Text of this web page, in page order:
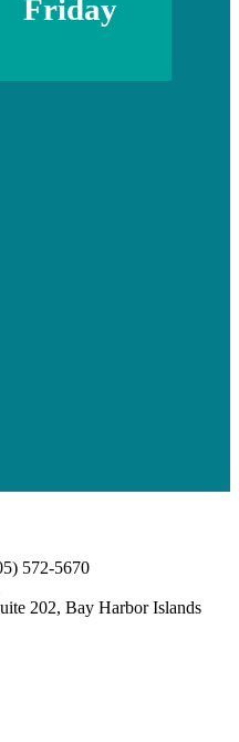
Friday
572-5670
202, Bay Harbor Islands